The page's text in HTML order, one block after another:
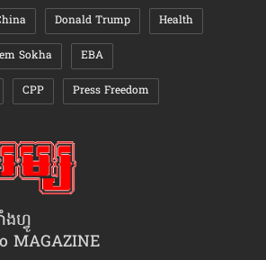
Donald Trump Health
Sokha EBA
CPP Press Freedom
ងហ្វូ
MAGAZINE